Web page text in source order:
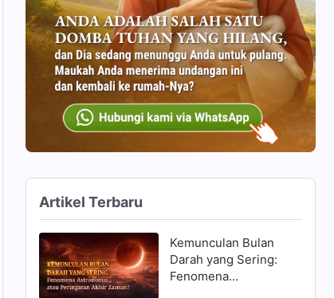
Artikel Terbaru
Kemunculan Bulan
Darah yang Sering:
Fenomena